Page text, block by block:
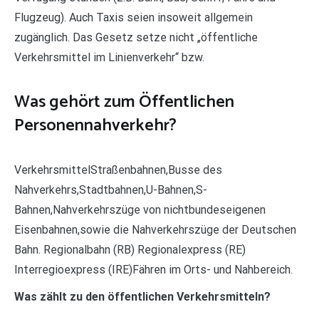
Flugzeug). Auch Taxis seien insoweit allgemein
zugänglich. Das Gesetz setze nicht „öffentliche
Verkehrsmittel im Linienverkehr“ bzw.
Was gehört zum Öffentlichen
Personennahverkehr?
VerkehrsmittelStraßenbahnen,Busse des
Nahverkehrs,Stadtbahnen,U-Bahnen,S-
Bahnen,Nahverkehrszüge von nichtbundeseigenen
Eisenbahnen,sowie die Nahverkehrszüge der Deutschen
Bahn. Regionalbahn (RB) Regionalexpress (RE)
Interregioexpress (IRE)Fähren im Orts- und Nahbereich.
Was zählt zu den öffentlichen Verkehrsmitteln?